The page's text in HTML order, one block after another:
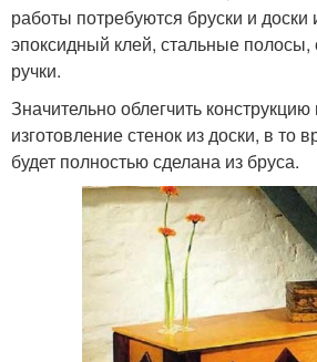
работы потребуются бруски и
эпоксидный клей, стальные
ручки.
Значительно облегчить
изготовление стенок из доски, в то
будет полностью сделана из бруса.